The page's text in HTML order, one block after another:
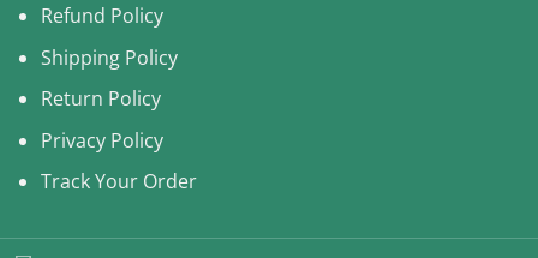
Refund Policy
Shipping Policy
Return Policy
Privacy Policy
Track Your Order